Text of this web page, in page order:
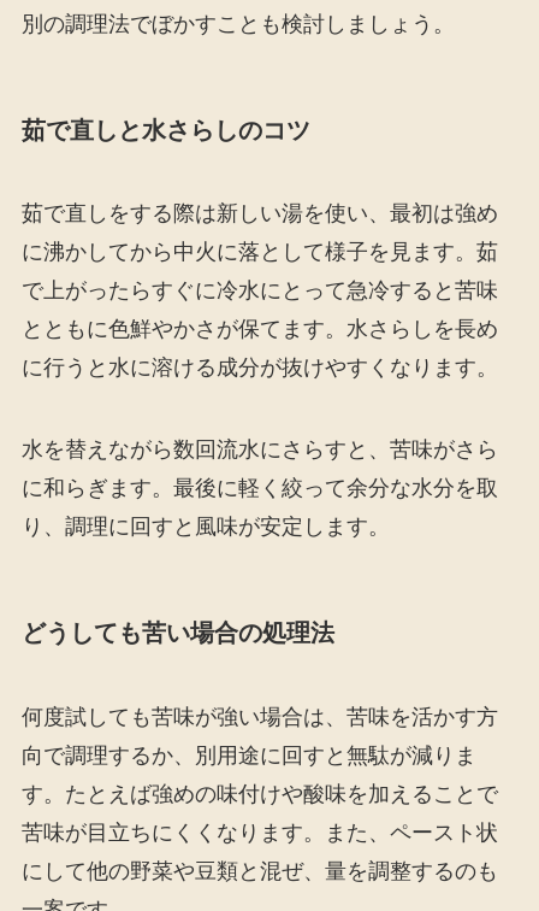
別の調理法でぼかすことも検討しましょう。
茹で直しと水さらしのコツ
茹で直しをする際は新しい湯を使い、最初は強め
に沸かしてから中火に落として様子を見ます。茹
で上がったらすぐに冷水にとって急冷すると苦味
とともに色鮮やかさが保てます。水さらしを長め
に行うと水に溶ける成分が抜けやすくなります。
水を替えながら数回流水にさらすと、苦味がさら
に和らぎます。最後に軽く絞って余分な水分を取
り、調理に回すと風味が安定します。
どうしても苦い場合の処理法
何度試しても苦味が強い場合は、苦味を活かす方
向で調理するか、別用途に回すと無駄が減りま
す。たとえば強めの味付けや酸味を加えることで
苦味が目立ちにくくなります。また、ペースト状
にして他の野菜や豆類と混ぜ、量を調整するのも